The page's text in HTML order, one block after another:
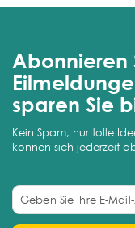
Abonnieren
sparen Sie
Kein Spam, nur tolle
können sich jederzeit